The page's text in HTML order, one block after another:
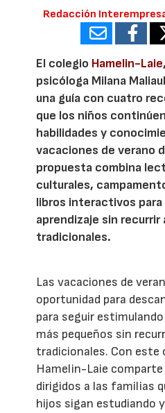
Redacción
El colegio Hamelin-Laie
psicóloga Milana
una guía con cuatro
que los niños
habilidades y
vacaciones de verano
propuesta combina
culturales,
libros interactivos para
aprendizaje sin recurrir
tradicionales.
Las vacaciones de
oportunidad para
para seguir
más pequeños sin
tradicionales. Con este
Hamelin-Laie
dirigidos a las familias
hijos sigan estudiando